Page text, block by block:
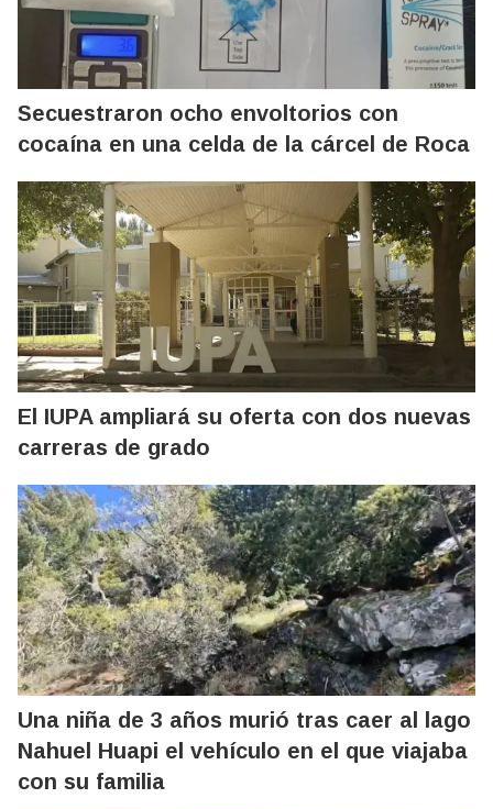
Secuestraron ocho envoltorios con
cocaína en una celda de la cárcel de Roca
El IUPA ampliará su oferta con dos nuevas
carreras de grado
Una niña de 3 años murió tras caer al lago
Nahuel Huapi el vehículo en el que viajaba
con su familia